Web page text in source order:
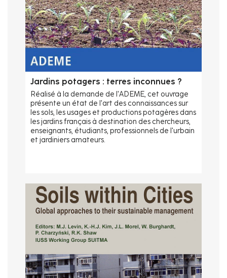
Jardins potagers : terres inconnues ?
Réalisé à la demande de l'ADEME, cet ouvrage
présente un état de l'art des connaissances sur
les sols, les usages et productions potagères dans
les jardins français à destination des chercheurs,
enseignants, étudiants, professionnels de l'urbain
et jardiniers amateurs.